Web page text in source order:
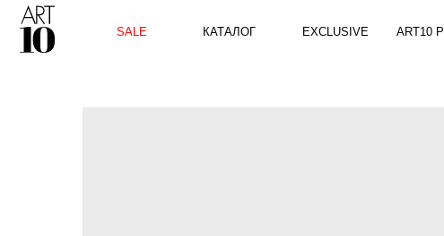
SALE EXCLUSIVE ART10 PRO
КАТАЛОГ